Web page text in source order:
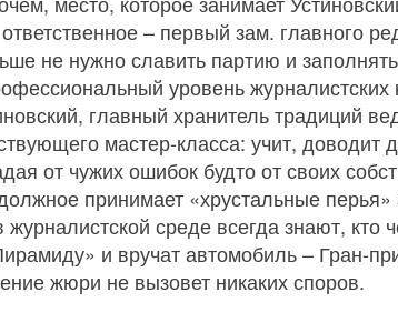
– первый зам. главного
не нужно славить партию и
уровень
главный хранитель традиций
мастер-класса: учит, доводит
от чужих ошибок будто от своих
принимает «хрустальные
журналистской среде всегда знают, кто
и вручат автомобиль –
жюри не вызовет никаких споров.